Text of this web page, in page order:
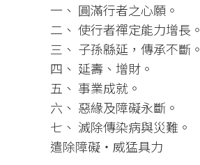
一、 圓滿行者之心願。
二、 使行者禪定能力增長。
三、 子孫緜延，傳承不斷。
四、 延壽、增財。
五、 事業成就。
六、 惡緣及障礙永斷。
七、 滅除傳染病與災難。
遣除障礙‧威猛具力